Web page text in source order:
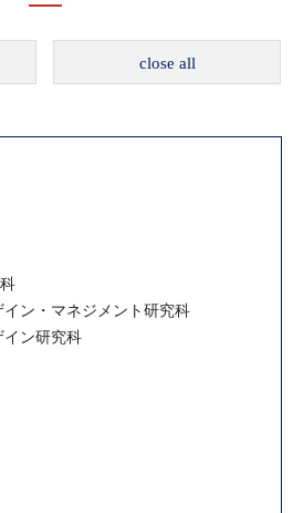
close all
ン・マネジメント研究科
ン研究科